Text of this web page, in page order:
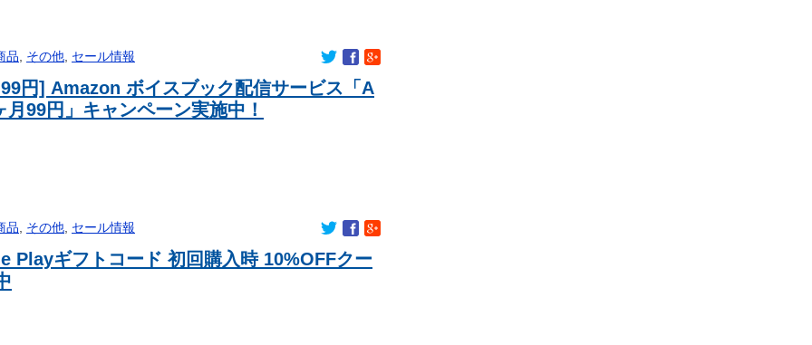
品 その他 セール情報
円] Amazon ボイスブック配信サービス「A
99円」キャンペーン実施中！
品 その他 セール情報
Playギフトコード 初回購入時 10%OFFクー